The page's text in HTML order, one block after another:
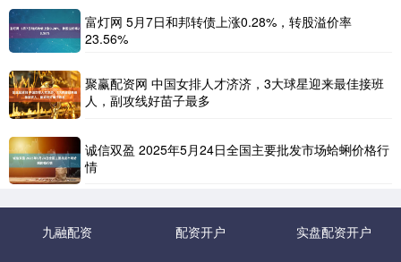
富灯网 5月7日和邦转债上涨0.28%，转股溢价率
23.56%
聚赢配资网 中国女排人才济济，3大球星迎来最佳接班
人，副攻线好苗子最多
诚信双盈 2025年5月24日全国主要批发市场蛤蜊价格行
情
九融配资 配资开户 实盘配资开户